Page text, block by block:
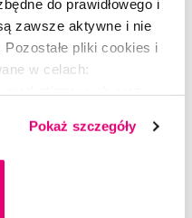
do prawidłowego i
zawsze aktywne i nie
pliki cookies i
w celach:
i technologie
informacji
lub dostęp do niego i
wszystkie lub niektóre
Pokaż szczegóły